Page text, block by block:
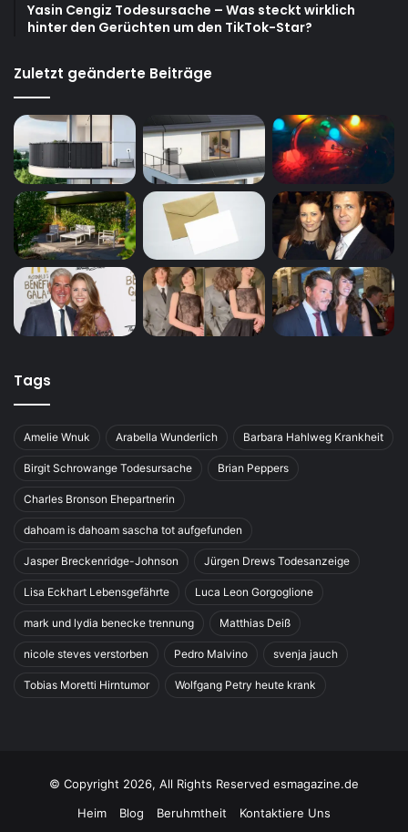
Yasin Cengiz Todesursache – Was steckt wirklich
hinter den Gerüchten um den TikTok-Star?
Zuletzt geänderte Beiträge
Tags
Amelie Wnuk Arabella Wunderlich Barbara Hahlweg Krankheit
Birgit Schrowange Todesursache Brian Peppers
Charles Bronson Ehepartnerin
dahoam is dahoam sascha tot aufgefunden
Jasper Breckenridge-Johnson Jürgen Drews Todesanzeige
Lisa Eckhart Lebensgefährte Luca Leon Gorgoglione
mark und lydia benecke trennung Matthias Deiß
nicole steves verstorben Pedro Malvino svenja jauch
Tobias Moretti Hirntumor Wolfgang Petry heute krank
© Copyright 2026, All Rights Reserved esmagazine.de
Heim
Blog Beruhmtheit Kontaktiere Uns